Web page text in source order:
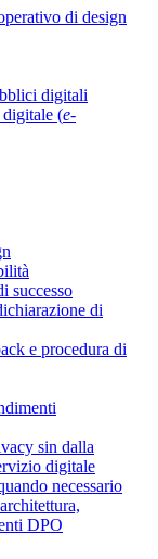
di design
digitali
digitale (e-
successo
di
e procedura di
sin dalla
digitale
necessario
DPO